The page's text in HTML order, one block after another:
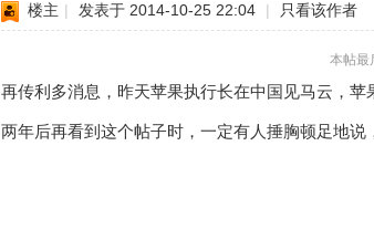
楼主 | 发表于 2014-10-25 22:04 | 只看该作者
本帖最
再传利多消息，昨天苹果执行长在中国见马云，苹
两年后再看到这个帖子时，一定有人捶胸顿足地说